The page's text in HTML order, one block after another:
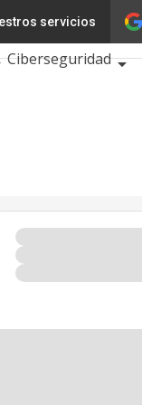
servicios
Ciencia
Ciberseguridad